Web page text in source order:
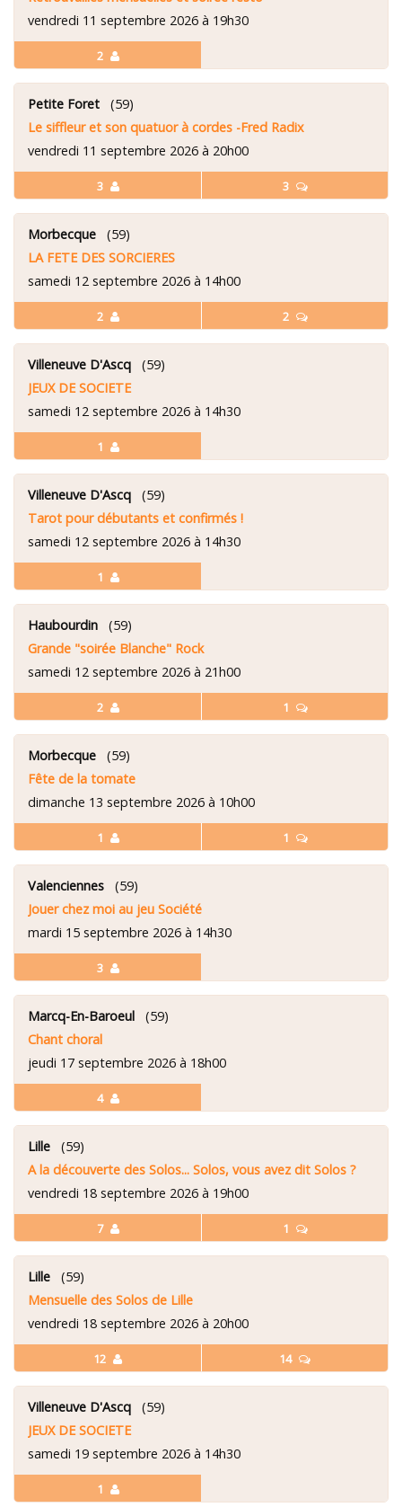
2
vendredi 11 septembre 2026 à 19h30
3 3
Petite Foret (59)
Le siffleur et son quatuor à cordes -Fred Radix
vendredi 11 septembre 2026 à 20h00
2 2
Morbecque (59)
LA FETE DES SORCIERES
samedi 12 septembre 2026 à 14h00
1
Villeneuve D'Ascq (59)
JEUX DE SOCIETE
samedi 12 septembre 2026 à 14h30
1
Villeneuve D'Ascq (59)
Tarot pour débutants et confirmés !
samedi 12 septembre 2026 à 14h30
2 1
Haubourdin (59)
Grande "soirée Blanche" Rock
samedi 12 septembre 2026 à 21h00
1 1
Morbecque (59)
Fête de la tomate
dimanche 13 septembre 2026 à 10h00
3
Valenciennes (59)
Jouer chez moi au jeu Société
mardi 15 septembre 2026 à 14h30
4
Marcq-En-Baroeul (59)
Chant choral
jeudi 17 septembre 2026 à 18h00
7 1
Lille (59)
A la découverte des Solos... Solos, vous avez dit Solos ?
vendredi 18 septembre 2026 à 19h00
12 14
Lille (59)
Mensuelle des Solos de Lille
vendredi 18 septembre 2026 à 20h00
1
Villeneuve D'Ascq (59)
JEUX DE SOCIETE
samedi 19 septembre 2026 à 14h30